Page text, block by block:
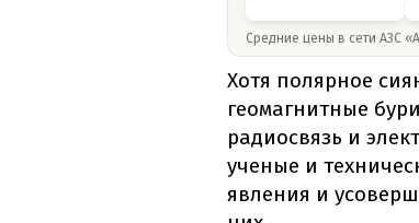
Средние цены в сети АЗС
Хотя полярное
геомагнитные
радиосвязь и
ученые и
явления и